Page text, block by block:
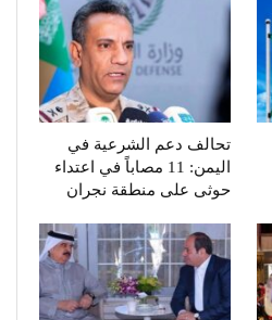
تحالف دعم الشرعية في
اليمن: 11 مصاباً في اعتداء
حوثى على منطقة نجران